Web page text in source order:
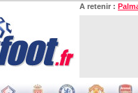
A retenir :